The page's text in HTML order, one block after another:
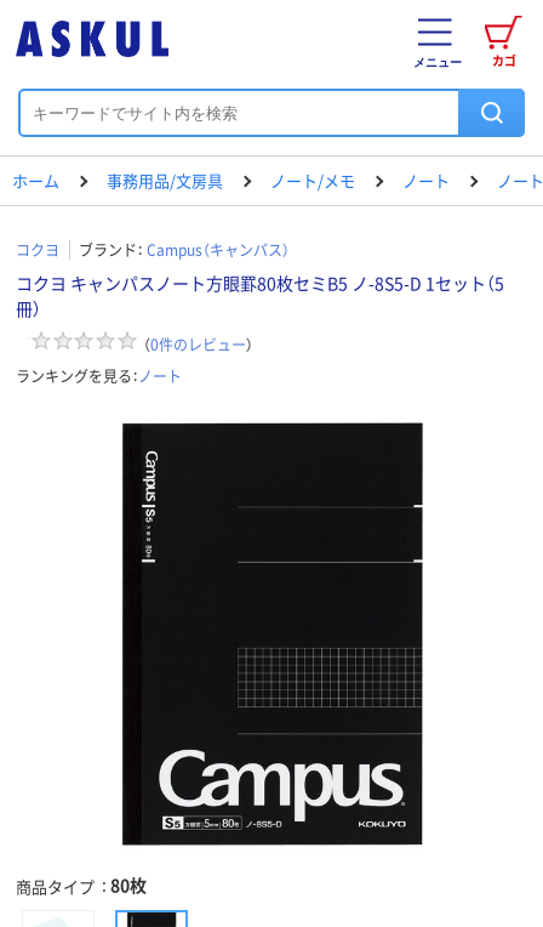
カゴ
メニュー
ホーム 事務用品/文房具 ノート/メモ ノート ノート
コクヨ ブランド： Campus（キャンパス）
コクヨ キャンパスノート方眼罫80枚セミB5 ノ-8S5-D 1セット（5
冊）
（0件のレビュー）
ランキングを見る：ノート
商品タイプ 80枚